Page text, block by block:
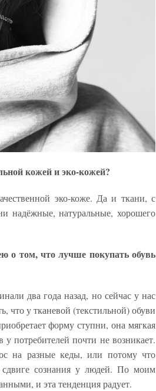
кожей и эко-кожей?
эко-коже. Да и ткани, с
надёжные, натуральные, хорошего
о том, что лучше покупать обувь
два года назад, но сейчас у нас
что у тканевой (текстильной) обуви
форму ступни, она мягкая
потребителей почти не возникает.
на разные кеды, или потому что
сознания у людей. По моим
и эта тенденция радует.